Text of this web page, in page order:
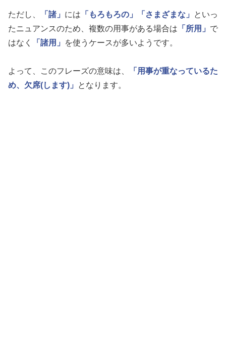
ただし、 「諸」 には 「もろもろの」 「さまざまな」
といっ
たニュアンスのため、複数の用事がある場合は 「所用」 で
はなく
「諸用」 を使うケースが多いようです。
よって、このフレーズの意味は、
「用事が重なっているた
め、欠席(します)」
となります。